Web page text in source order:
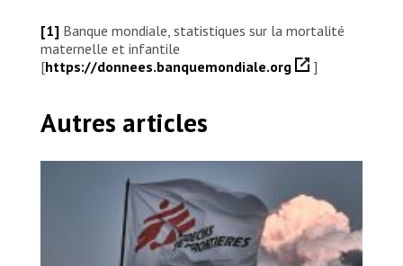
[1] Banque mondiale, statistiques sur la mortalité
maternelle et infantile
[https://donnees.banquemondiale.org ]
Autres articles